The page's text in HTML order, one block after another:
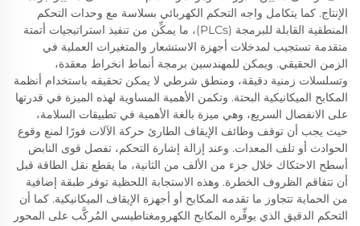
الإنتاج. كما يتكامل واجه التحكم الكهربائي بسلاسة مع وحدات التحكم
المنطقية القابلة للبرمجة (PLCs)، ما يمكِّن من تنفيذ استراتيجيات أتمتة
متقدمة تستجيب لمدخلات أجهزة الاستشعار والمتغيرات العملية في
الزمن الحقيقي. ويمكن للمهندسين برمجة أنماط انخراط معقدة،
وتسلسلات زمنية دقيقة، ومنطق شرطي لا يمكن تحقيقه باستخدام أنظمة
المكابح الميكانيكية البحتة. وتكمن الأهمية المساوية لهذه الميزة في قدرتها
على الانفصال السريع، وهي ميزة بالغة الأهمية في تطبيقات السلامة،
حيث يجب أن توقف وظائف الإيقاف الطارئ حركة الآلات فورًا لمنع وقوع
الحوادث أو تلف المعدات. وعند إزالة إشارة التحكم، تفصل قوى النابض
أسطح الاحتكاك خلال جزء من الألف من الثانية، ما يقطع نقل الطاقة قبل
أن تتفاقم الظروف الخطرة. وهذه الاستجابة اللحظية توفر طبقة إضافية
من الحماية تتجاوز ما تقدمه المكابح أو أجهزة الإيقاف الميكانيكية. كما أن
التحكم الدقيق الذي يوفِّره المكابح الكهرومغناطيسي المُركَّب على المحور